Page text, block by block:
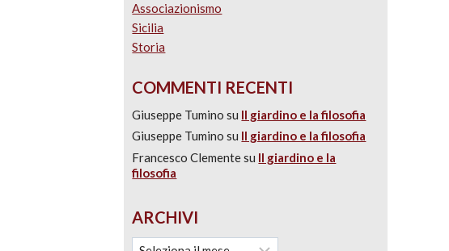
Associazionismo
Sicilia
Storia
COMMENTI RECENTI
Giuseppe Tumino su Il giardino e la filosofia
Giuseppe Tumino su Il giardino e la filosofia
Francesco Clementesu Il giardino e la
filosofia
ARCHIVI